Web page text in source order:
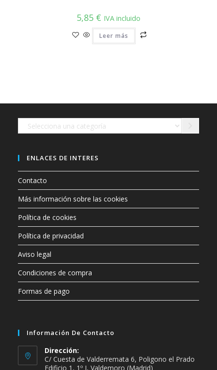
5,85 € IVA incluido
Leer más
Selecciona
una
ENLACES DE INTERES
Contacto
Más información sobre las cookies
Política de cookies
Política de privacidad
Aviso legal
Condiciones de compra
Formas de pago
Información De Contacto
Dirección:
C/ Cuesta de Valderremata 6, Poligono el Prado
Edificio 1, 1º J, Valdemoro (Madrid)